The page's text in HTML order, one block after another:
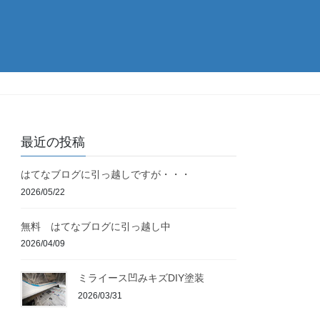
最近の投稿
はてなブログに引っ越しですが・・・
2026/05/22
無料 はてなブログに引っ越し中
2026/04/09
ミライース凹みキズDIY塗装
2026/03/31